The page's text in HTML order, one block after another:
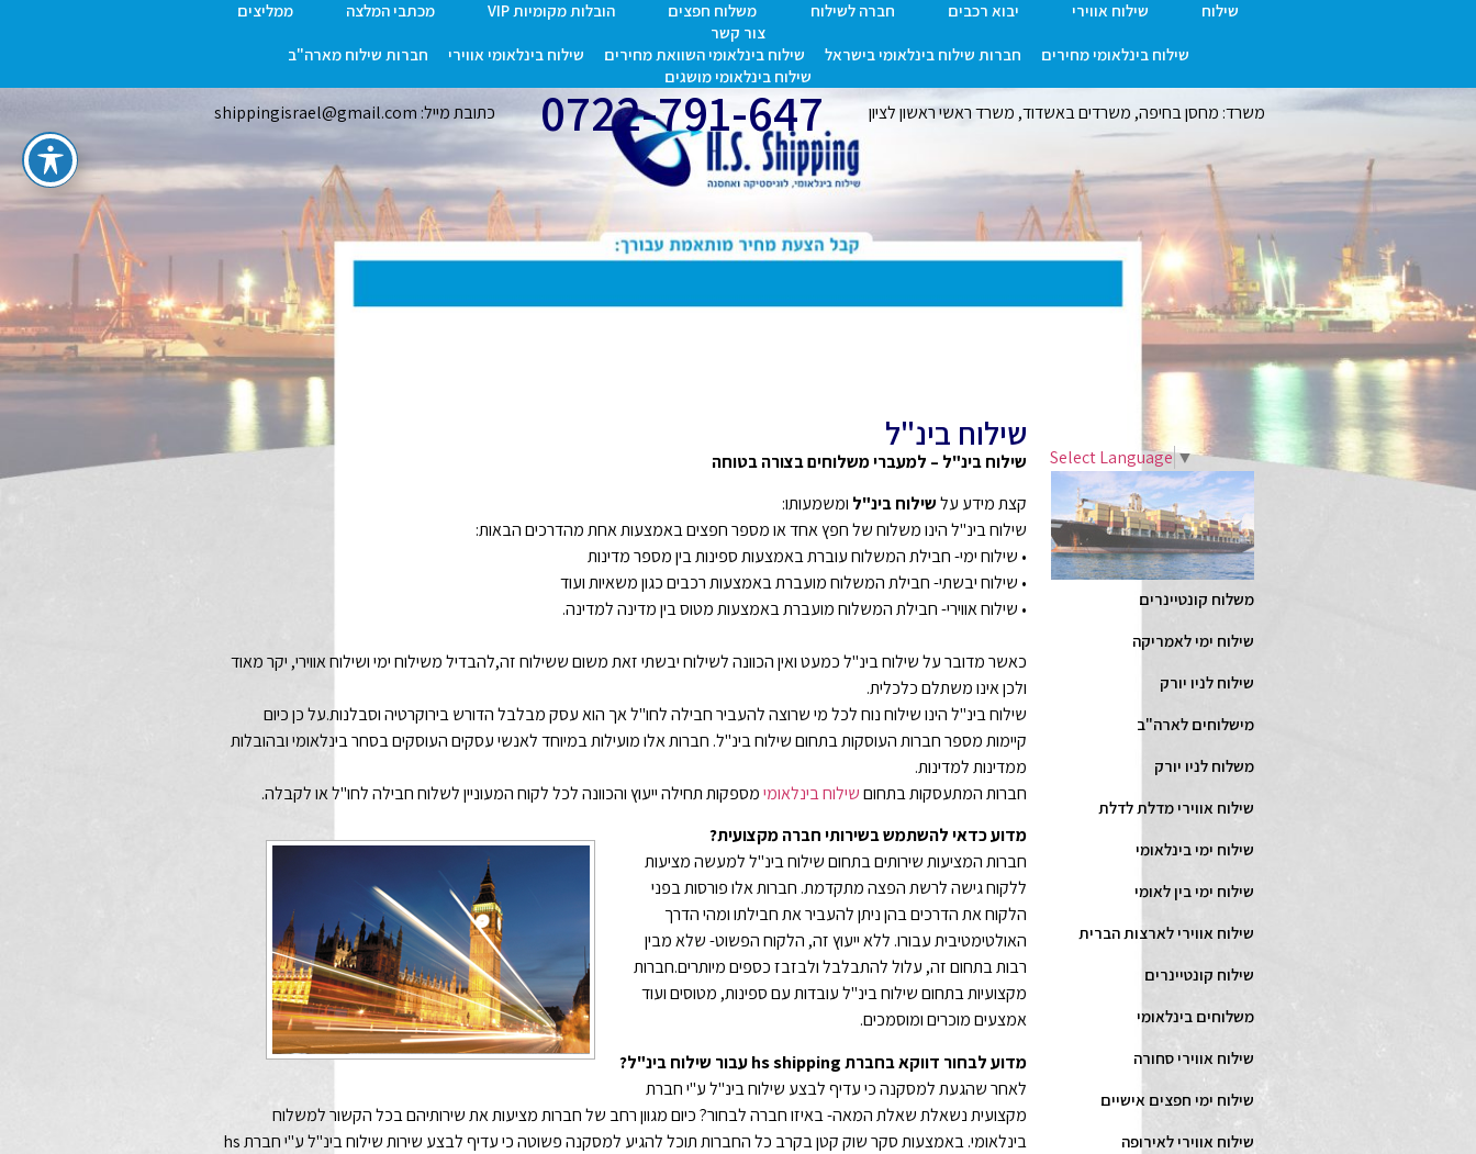
שילוח שילוח אווירי יבוא רכבים חברה לשילוח משלוח חפצים הובלות מקומיות VIP מכתבי המלצה
ממליצים
צור קשר
שילוח בינלאומי מחירים
חברות שילוח בינלאומי בישראל שילוח בינלאומי השוואת מחירים שילוח בינלאומי אווירי
חברות שילוח מארה"ב
שילוח בינלאומי מושגים
משרד: מחסן בחיפה, משרדים באשדוד, משרד ראשי ראשון לציון 0722-791-647 כתובת מייל: shippingisrael@gmail.com
Select Language▼
משלוח קונטיינרים
שילוח ימי לאמריקה
שילוח לניו יורק
מישלוחים לארה"ב
משלוח לניו יורק
שילוח אווירי מדלת לדלת
שילוח ימי בינלאומי
שילוח ימי בין לאומי
שילוח אווירי לארצות הברית
שילוח קונטיינרים
משלוחים בינלאומי
שילוח אווירי סחורה
שילוח ימי חפצים אישיים
שילוח אווירי לאירופה
שילוח בינ"ל
שילוח בינ"ל – למעברי משלוחים בצורה בטוחה
קצת מידע עלשילוח בינ"ל ומשמעותו:
שילוח בינ"ל הינו משלוח של חפץ אחד או מספר חפצים באמצעות אחת מהדרכים הבאות:
• שילוח ימי- חבילת המשלוח עוברת באמצעות ספינות בין מספר מדינות
• שילוח יבשתי- חבילת המשלוח מועברת באמצעות רכבים כגון משאיות ועוד
• שילוח אווירי- חבילת המשלוח מועברת באמצעות מטוס בין מדינה למדינה.
כאשר מדובר על שילוח בינ"ל כמעט ואין הכוונה לשילוח יבשתי זאת משום ששילוח זה,להבדיל משילוח ימי ושילוח אווירי, יקר מאוד
ולכן אינו משתלם כלכלית.
שילוח בינ"ל הינו שילוח נוח לכל מי שרוצה להעביר חבילה לחו"ל אך הוא עסק מבלבל הדורש בירוקרטיה וסבלנות.על כן כיום
קיימות מספר חברות העוסקות בתחום שילוח בינ"ל. חברות אלו מועילות במיוחד לאנשי עסקים העוסקים בסחר בינלאומי ובהובלות
ממדינות למדינות.
חברות המתעסקות בתחוםשילוח בינלאומימספקות תחילה ייעוץ והכוונה לכל לקוח המעוניין לשלוח חבילה לחו"ל או לקבלה.
מדוע כדאי להשתמש בשירותי חברה מקצועית?
חברות המציעות שירותים בתחום שילוח בינ"ל למעשה מציעות
ללקוח גישה לרשת הפצה מתקדמת. חברות אלו פורסות בפני
הלקוח את הדרכים בהן ניתן להעביר את חבילתו ומהי הדרך
האולטימטיבית עבורו. ללא ייעוץ זה, הלקוח הפשוט- שלא מבין
רבות בתחום זה, עלול להתבלבל ולבזבז כספים מיותרים.חברות
מקצועיות בתחום שילוח בינ"ל עובדות עם ספינות, מטוסים ועוד
אמצעים מוכרים ומוסמכים.
מדוע לבחור דווקא בחברת hs shipping עבור שילוח בינ"ל?
לאחר שהגעת למסקנה כי עדיף לבצע שילוח בינ"ל ע"י חברת
מקצועית נשאלת שאלת המאה- באיזו חברה לבחור? כיום מגוון רחב של חברות מציעות את שירותיהם בכל הקשור למשלוח
בינלאומי. באמצעות סקר שוק קטן בקרב כל החברות תוכל להגיע למסקנה פשוטה כי עדיף לבצע שירות שילוח בינ"ל ע"י חברת hs